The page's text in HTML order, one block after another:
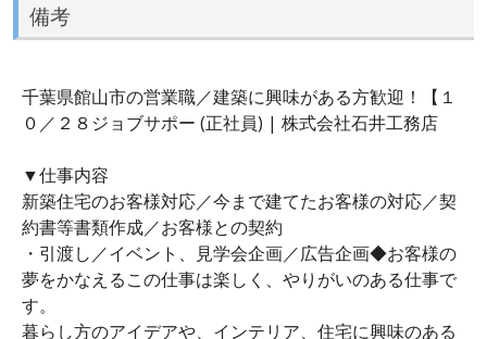
備考
千葉県館山市の営業職／建築に興味がある方歓迎！【１
０／２８ジョブサポー (正社員) | 株式会社石井工務店
▼仕事内容
新築住宅のお客様対応／今まで建てたお客様の対応／契
約書等書類作成／お客様との契約
・引渡し／イベント、見学会企画／広告企画◆お客様の
夢をかなえるこの仕事は楽しく、やりがいのある仕事で
す。
暮らし方のアイデアや、インテリア、住宅に興味のある